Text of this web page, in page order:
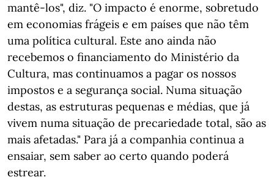
mantê-los", diz. "O impacto é enorme, sobretudo
em economias frágeis e em países que não têm
uma política cultural. Este ano ainda não
recebemos o financiamento do Ministério da
Cultura, mas continuamos a pagar os nossos
impostos e a segurança social. Numa situação
destas, as estruturas pequenas e médias, que já
vivem numa situação de precariedade total, são as
mais afetadas." Para já a companhia continua a
ensaiar, sem saber ao certo quando poderá
estrear.